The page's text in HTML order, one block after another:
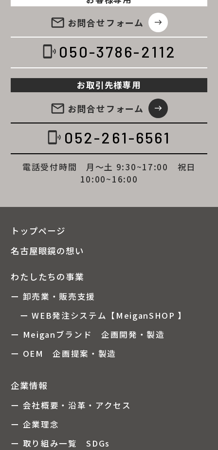
email お問合せフォーム east
phonelink_ring 050-3786-2112
お取引先様専用
email お問合せフォーム east
phonelink_ring 052-261-6561
電話受付時間 月～土 9:30~17:00 祝日
10:00~16:00
トップページ
名古屋眼鏡の想い
わたしたちの事業
ー 卸売業・販売支援
ー WEB発注システム【MeiganSHOP 】
ー Meiganブランド 企画開発・製造
ー OEM 企画提案・製造
企業情報
ー 会社概要・沿革・アクセス
ー 企業理念
ー 取り組み一覧 SDGs